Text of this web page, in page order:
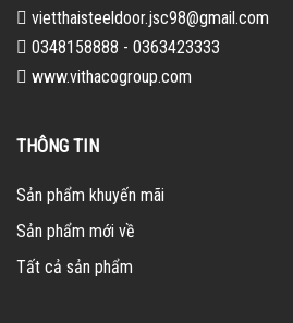
vietthaisteeldoor.jsc98@gmail.com
0348158888 - 0363423333
www.vithacogroup.com
THÔNG TIN
Sản phẩm khuyến mãi
Sản phẩm mới về
Tất cả sản phẩm